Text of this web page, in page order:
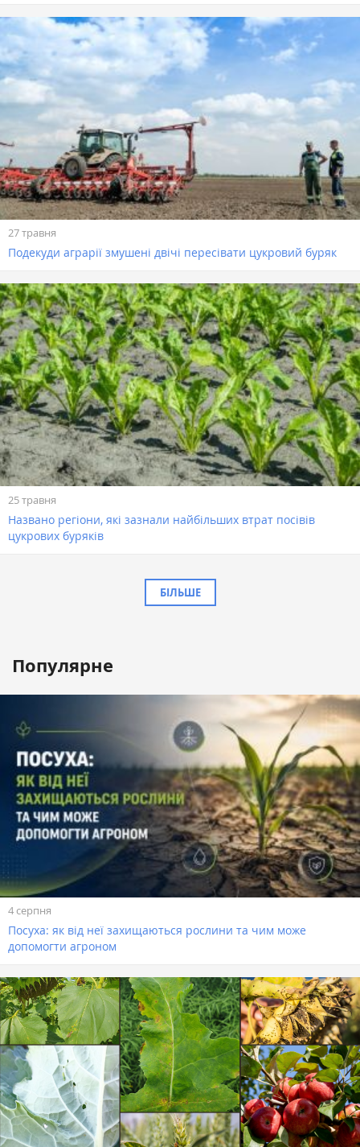
27 травня
Подекуди аграрії змушені двічі пересівати цукровий буряк
25 травня
Названо регіони, які зазнали найбільших втрат посівів
цукрових буряків
БІЛЬШЕ
Популярне
4 серпня
Посуха: як від неї захищаються рослини та чим може
допомогти агроном